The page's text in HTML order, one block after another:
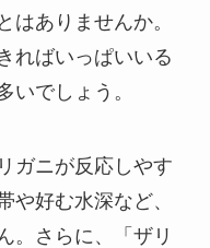
はありませんか。
ればいっぱいいる
いでしょう。
ガニが反応しやす
や好む水深など、
。さらに、「ザリ